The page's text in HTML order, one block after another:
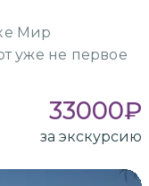
Мир
уже не первое
33000₽
за экскурсию